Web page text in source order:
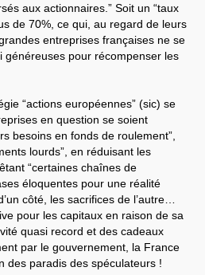
aux actionnaires.” Soit un “taux
de 70%, ce qui, au regard de leurs
entreprises françaises ne se
généreuses pour récompenser les
“actions européennes” (sic) se
en question se soient
besoins en fonds de roulement”,
lourds”, en réduisant les
“certaines chaînes de
éloquentes pour une réalité
côté, les sacrifices de l’autre…
pour les capitaux en raison de sa
quasi record et des cadeaux
par le gouvernement, la France
des paradis des spéculateurs !